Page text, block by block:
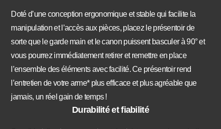
Doté d’une conception ergonomique et stable qui facilite la
manipulation et l’accès aux pièces, placez le présentoir de
sorte que le garde main et le canon puissent basculer à 90° et
vous pourrez immédiatement retirer et remettre en place
l’ensemble des éléments avec facilité. Ce présentoir rend
l’entretien de votre arme* plus efficace et plus agréable que
jamais, un réel gain de temps !
Durabilité et fiabilité